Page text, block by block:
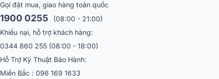
Gọi đặt mua, giao hàng toàn quốc
1900 0255
(08:00 - 21:00)
Khiếu nại, hỗ trợ khách hàng:
0344 860 255 (08:00 - 18:00)
Hỗ Trợ Kỹ Thuật Bảo Hành:
Miền Bắc : 096 169 1633